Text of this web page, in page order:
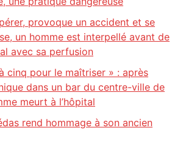
provoque un accident et se
un homme est interpellé avant de
avec sa perfusion
cinq pour le maîtriser » : après
dans un bar du centre-ville de
meurt à l’hôpital
rend hommage à son ancien